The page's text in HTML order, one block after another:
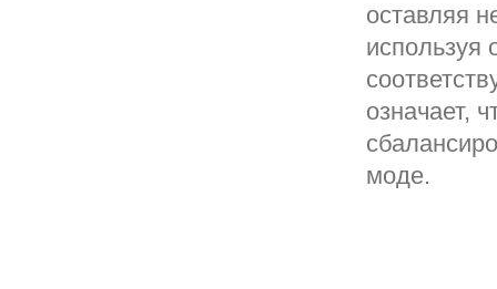
оставляя
используя
означает,
моде.